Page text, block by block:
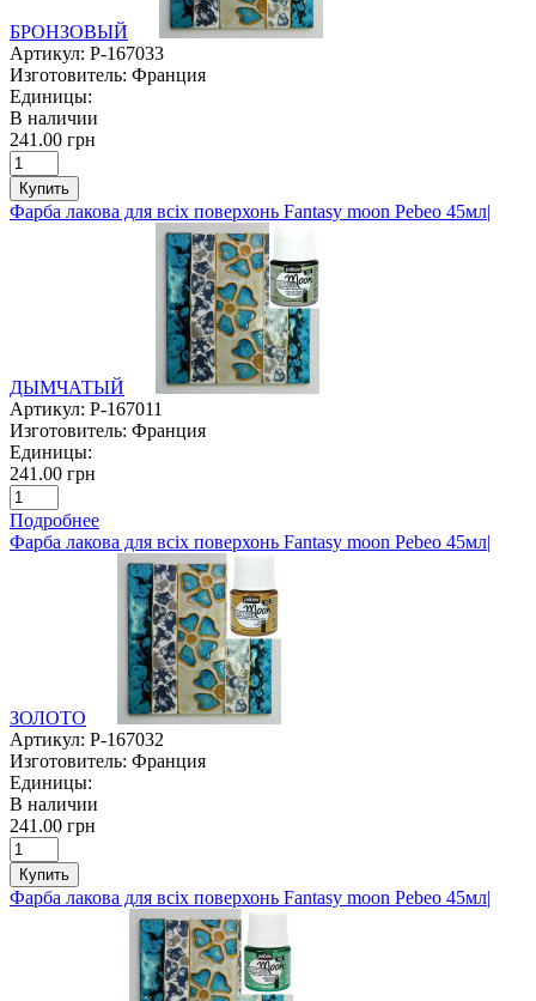
БРОНЗОВЫЙ
Артикул: P-167033
Изготовитель: Франция
Единицы:
В наличии
241.00 грн
Купить
Фарба лакова для всіх поверхонь Fantasy moon Pebeo 45мл|
ДЫМЧАТЫЙ
Артикул: P-167011
Изготовитель: Франция
Единицы:
241.00 грн
Подробнее
Фарба лакова для всіх поверхонь Fantasy moon Pebeo 45мл|
ЗОЛОТО
Артикул: P-167032
Изготовитель: Франция
Единицы:
В наличии
241.00 грн
Купить
Фарба лакова для всіх поверхонь Fantasy moon Pebeo 45мл|